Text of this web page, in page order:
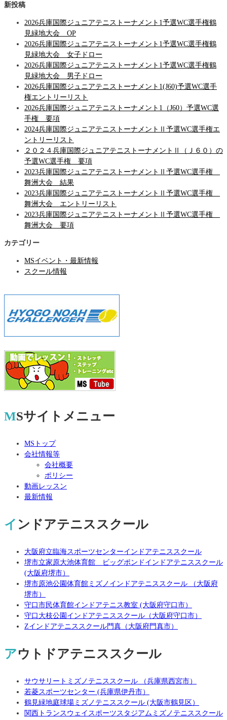
新投稿
2026兵庫国際ジュニアテニストーナメント1予選WC選手権鶴
見緑地大会 OP
2026兵庫国際ジュニアテニストーナメント1予選WC選手権鶴
見緑地大会 女子ドロー
2026兵庫国際ジュニアテニストーナメント1予選WC選手権鶴
見緑地大会 男子ドロー
2026兵庫国際ジュニアテニストーナメント1(J60)予選WC選手
権エントリーリスト
2026兵庫国際ジュニアテニストーナメント1（J60）予選WC選
手権 要項
2024兵庫国際ジュニアテニストーナメントⅡ予選WC選手権エ
ントリーリスト
２０２４兵庫国際ジュニアテニストーナメントⅡ（Ｊ６０）の
予選WC選手権 要項
2023兵庫国際ジュニアテニストーナメントⅡ予選WC選手権
舞洲大会 結果
2023兵庫国際ジュニアテニストーナメントⅡ予選WC選手権
舞洲大会 エントリーリスト
2023兵庫国際ジュニアテニストーナメントⅡ予選WC選手権
舞洲大会 要項
カテゴリー
MSイベント・最新情報
スクール情報
MSサイトメニュー
MSトップ
会社情報等
会社概要
ポリシー
動画レッスン
最新情報
インドアテニススクール
大阪府立臨海スポーツセンターインドアテニススクール
堺市立家原大池体育館 ビッグポンドインドアテニススクール
(大阪府堺市）
堺市原池公園体育館ミズノインドアテニススクール （大阪府
堺市）
守口市民体育館インドアテニス教室 (大阪府守口市）
守口大枝公園インドアテニススクール（大阪府守口市）
Zインドアテニススクール門真（大阪府門真市）
アウトドアテニススクール
サウサリートミズノテニススクール （兵庫県西宮市）
若菱スポーツセンター (兵庫県伊丹市）
鶴見緑地庭球場ミズノテニススクール (大阪市鶴見区）
関西トランスウェイスポーツスタジアムミズノテニススクール